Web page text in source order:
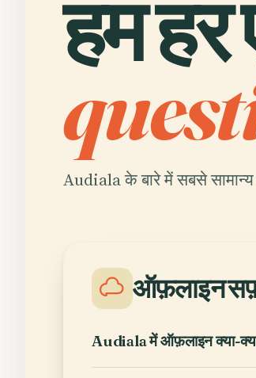
हम
Audiala के बारे में सबसे
ऑफ़लाइन
Audiala में ऑफ़लाइन क्या-